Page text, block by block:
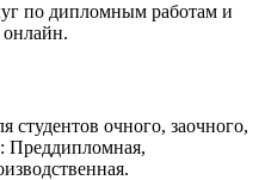
по дипломным работам и
студентов очного, заочного,
Преддипломная,